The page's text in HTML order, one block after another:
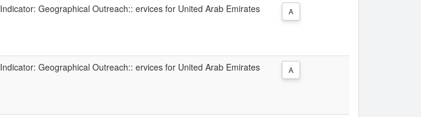
Indicator: Geographical Outreach:: ervices for United Arab Emirates A
Indicator: Geographical Outreach:: ervices for United Arab Emirates A